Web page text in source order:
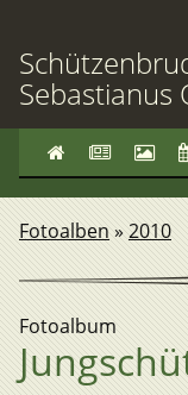
Sebastianus
Fotoalben » 2010
Fotoalbum